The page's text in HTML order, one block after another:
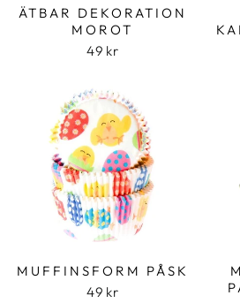
ÄTBAR DEKORATION
MOROT
49 kr
MUFFINSFORM PÅSK
49 kr